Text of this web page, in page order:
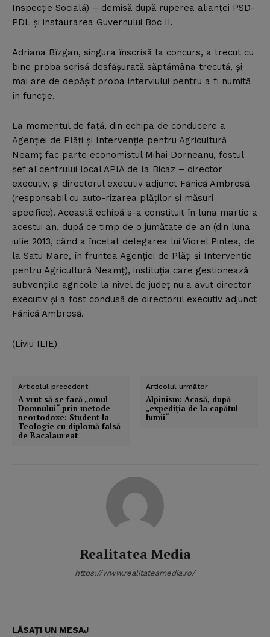
Inspecţie Socială) – demisă după ruperea alianţei PSD-
PDL şi instaurarea Guvernului Boc II.
Adriana Bîzgan, singura înscrisă la concurs, a trecut cu
bine proba scrisă desfăşurată săptămâna trecută, şi
mai are de depăşit proba interviului pentru a fi numită
în funcţie.
La momentul de faţă, din echipa de conducere a
Agenţiei de Plăţi şi Intervenţie pentru Agricultură
Neamţ fac parte economistul Mihai Dorneanu, fostul
şef al centrului local APIA de la Bicaz – director
executiv, şi directorul executiv adjunct Fănică Ambrosă
(responsabil cu auto-rizarea plăţilor şi măsuri
specifice). Această echipă s-a constituit în luna martie a
acestui an, după ce timp de o jumătate de an (din luna
iulie 2013, când a încetat delegarea lui Viorel Pintea, de
la Satu Mare, în fruntea Agenţiei de Plăţi şi Intervenţie
pentru Agricultură Neamţ), instituţia care gestionează
subvenţiile agricole la nivel de judeţ nu a avut director
executiv şi a fost condusă de directorul executiv adjunct
Fănică Ambrosă.
(Liviu ILIE)
Articolul precedent
A vrut să se facă „omul
Domnului“ prin metode
neortodoxe: Student la
Teologie cu diplomă falsă
de Bacalaureat
Articolul următor
Alpinism: Acasă, după
„expediţia de la capătul
lumii“
Realitatea Media
https://www.realitateamedia.ro/
LĂSAȚI UN MESAJ